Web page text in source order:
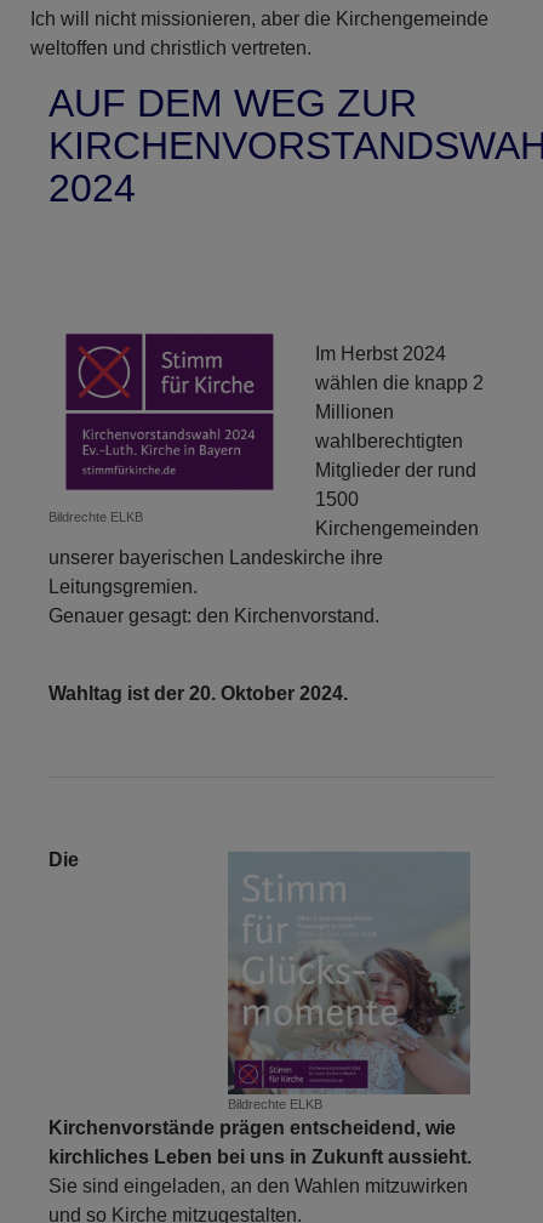
Ich will nicht missionieren, aber die Kirchengemeinde
weltoffen und christlich vertreten.
AUF DEM WEG ZUR
2024
Bildrechte ELKB
Im Herbst 2024
wählen die knapp 2
Millionen
wahlberechtigten
Mitglieder der rund
1500
Kirchengemeinden
unserer bayerischen Landeskirche ihre
Leitungsgremien.
Genauer gesagt: den Kirchenvorstand.
Wahltag ist der 20. Oktober 2024.
Bildrechte ELKB
Die
Kirchenvorstände prägen entscheidend, wie
kirchliches Leben bei uns in Zukunft aussieht.
Sie sind eingeladen, an den Wahlen mitzuwirken
und so Kirche mitzugestalten.